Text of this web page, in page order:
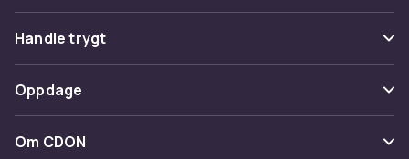
Vanlige spørsmål
Spor pakke
Angre & returner her
Kontakt oss
Handle trygt
Betaling
Levering
Oppdage
Kategorier
Om CDON